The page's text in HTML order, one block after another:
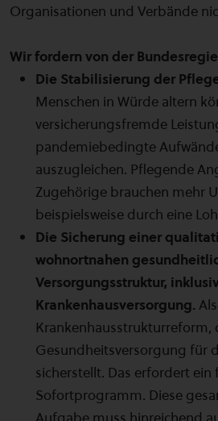
Organisationen und Verbände
Wir fordern von der
Die Stabilisierung der
Menschen in Würde altern
versicherungsfremde
pandemiebedingte
auszugleichen. Pflegende
Zugehörige brauchen mehr
beispielsweise durch eine
Die Sicherung einer
wohnortnahen
Versorgungsstruktur,
Krankenhausversorgung.
Krankenhausstrukturreform,
Gesundheitsversorgung für
sicherstellt. Das erfordert ein
Sofortprogramm. Diese